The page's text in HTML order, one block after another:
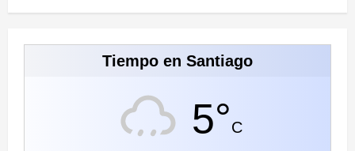
Tiempo en Santiago
5°C